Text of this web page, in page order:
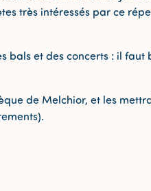
très intéressés par ce
bals et des concerts : il faut
de Melchior, et les